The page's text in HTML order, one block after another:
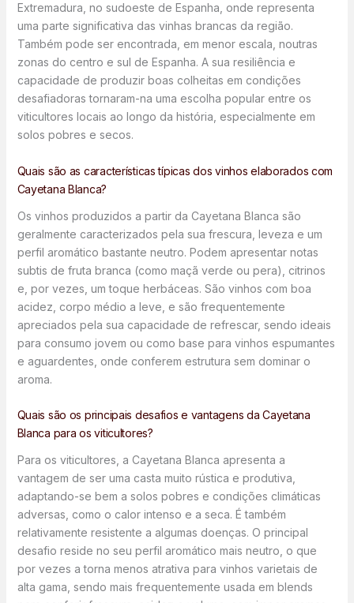
Extremadura, no sudoeste de Espanha, onde representa
uma parte significativa das vinhas brancas da região.
Também pode ser encontrada, em menor escala, noutras
zonas do centro e sul de Espanha. A sua resiliência e
capacidade de produzir boas colheitas em condições
desafiadoras tornaram-na uma escolha popular entre os
viticultores locais ao longo da história, especialmente em
solos pobres e secos.
Quais são as características típicas dos vinhos elaborados com
Cayetana Blanca?
Os vinhos produzidos a partir da Cayetana Blanca são
geralmente caracterizados pela sua frescura, leveza e um
perfil aromático bastante neutro. Podem apresentar notas
subtis de fruta branca (como maçã verde ou pera), citrinos
e, por vezes, um toque herbáceas. São vinhos com boa
acidez, corpo médio a leve, e são frequentemente
apreciados pela sua capacidade de refrescar, sendo ideais
para consumo jovem ou como base para vinhos espumantes
e aguardentes, onde conferem estrutura sem dominar o
aroma.
Quais são os principais desafios e vantagens da Cayetana
Blanca para os viticultores?
Para os viticultores, a Cayetana Blanca apresenta a
vantagem de ser uma casta muito rústica e produtiva,
adaptando-se bem a solos pobres e condições climáticas
adversas, como o calor intenso e a seca. É também
relativamente resistente a algumas doenças. O principal
desafio reside no seu perfil aromático mais neutro, o que
por vezes a torna menos atrativa para vinhos varietais de
alta gama, sendo mais frequentemente usada em blends